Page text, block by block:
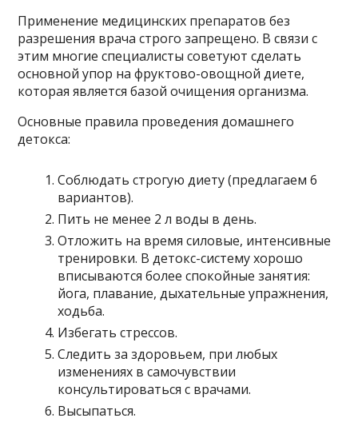
Применение медицинских препаратов без
разрешения врача строго запрещено. В связи с
этим многие специалисты советуют сделать
основной упор на фруктово-овощной диете,
которая является базой очищения организма.
Основные правила проведения домашнего
детокса:
Соблюдать строгую диету (предлагаем 6
вариантов).
Пить не менее 2 л воды в день.
Отложить на время силовые, интенсивные
тренировки. В детокс-систему хорошо
вписываются более спокойные занятия:
йога, плавание, дыхательные упражнения,
ходьба.
Избегать стрессов.
Следить за здоровьем, при любых
изменениях в самочувствии
консультироваться с врачами.
Высыпаться.